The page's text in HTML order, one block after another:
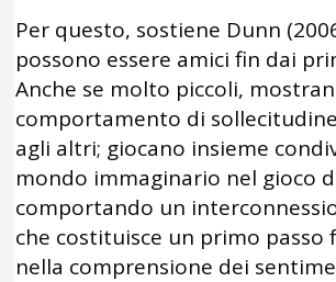
Per questo, sostiene Dunn
possono essere amici fin dai
Anche se molto piccoli,
comportamento di
agli altri; giocano insieme
mondo immaginario nel gioco
comportando un
che costituisce un primo passo
nella comprensione dei